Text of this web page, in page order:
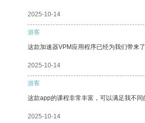
2025-10-14
游客
这款加速器VPM应用程序已经为我们带来
2025-10-14
游客
这款app的课程非常丰富，可以满足我不同
2025-10-14